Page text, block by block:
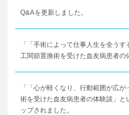
Q&Aを更新しました。
「「手術によって仕事人生を全う
工関節置換術を受けた血友病患者の
「「心が軽くなり、行動範囲が広
術を受けた血友病患者の体験談」と
ップされました。